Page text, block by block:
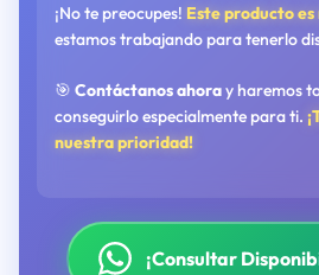
¡No te preocupes! Este producto
estamos trabajando para tenerlo
🎯 Contáctanos ahoray haremos
conseguirlo especialmente para ti.
nuestra prioridad!
¡Consultar